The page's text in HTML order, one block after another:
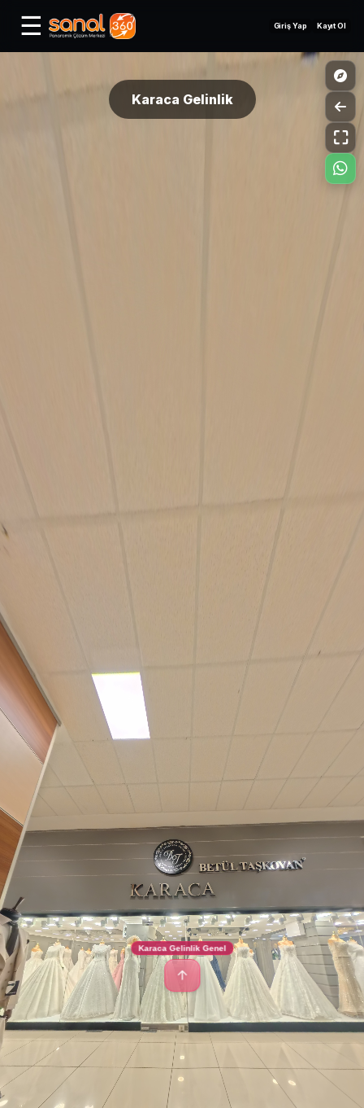
☰ Giriş Yap Kayıt Ol
Karaca Gelinlik
Karaca Gelinlik Genel
⛶